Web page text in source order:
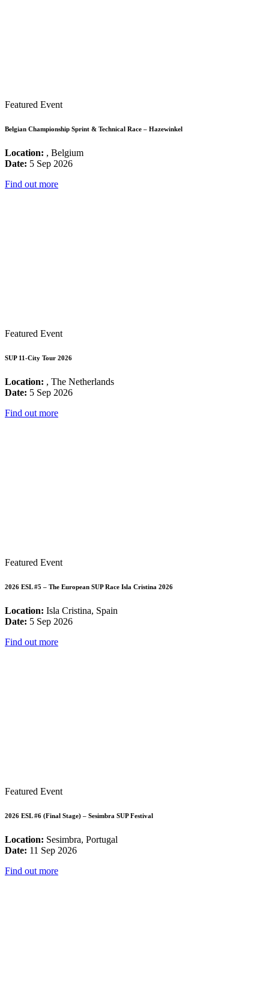
Featured Event
Belgian Championship Sprint & Technical Race – Hazewinkel
Location: , Belgium
Date: 5 Sep 2026
Find out more
Featured Event
SUP 11-City Tour 2026
Location: , The Netherlands
Date: 5 Sep 2026
Find out more
Featured Event
2026 ESL #5 – The European SUP Race Isla Cristina 2026
Location: Isla Cristina, Spain
Date: 5 Sep 2026
Find out more
Featured Event
2026 ESL #6 (Final Stage) – Sesimbra SUP Festival
Location: Sesimbra, Portugal
Date: 11 Sep 2026
Find out more